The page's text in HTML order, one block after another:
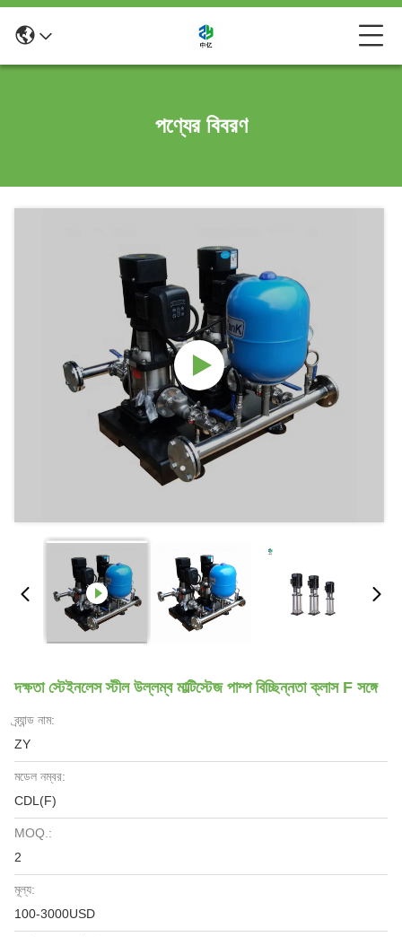
পণ্যের বিবরণ
দক্ষতা স্টেইনলেস স্টীল উল্লম্ব মাল্টিস্টেজ পাম্প বিচ্ছিন্নতা ক্লাস F সঙ্গে
ব্র্যান্ড নাম:
ZY
মডেল নম্বর:
CDL(F)
MOQ.:
2
মূল্য:
100-3000USD